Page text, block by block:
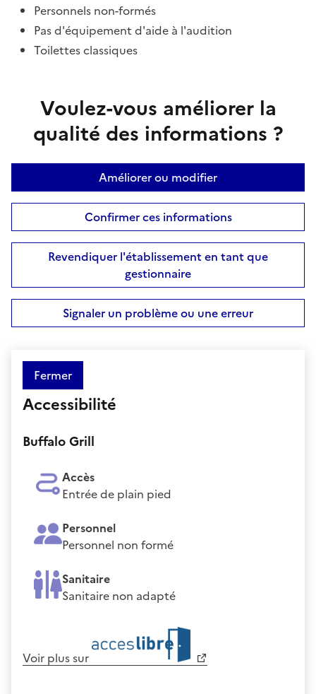
Personnels non-formés
Pas d'équipement d'aide à l'audition
Toilettes classiques
Voulez-vous améliorer la
qualité des informations ?
Améliorer ou modifier
Confirmer ces informations
Revendiquer l'établissement en tant que
gestionnaire
Signaler un problème ou une erreur
Fermer
Accessibilité
Buffalo Grill
Accès
Entrée de plain pied
Personnel
Personnel non formé
Sanitaire
Sanitaire non adapté
Voir plus sur